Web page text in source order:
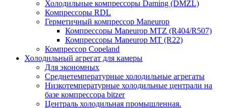
Холодильные компрессоры Daming (DMZL)
Компрессоры RDL
Герметичный компрессор Maneurop
Компрессоры Maneurop MTZ (R404/R507)
Компрессоры Maneurop MT (R22)
Компрессор Copeland
Холодильный агрегат для камеры
Для экономных
Среднетемпературные холодильные агрегаты
Низкотемпературные холодильные централи на
базе компрессора bitzer
Централь холодильная промышленная.